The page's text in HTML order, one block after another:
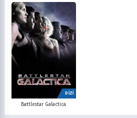
DİZİ
Battlestar Galactica